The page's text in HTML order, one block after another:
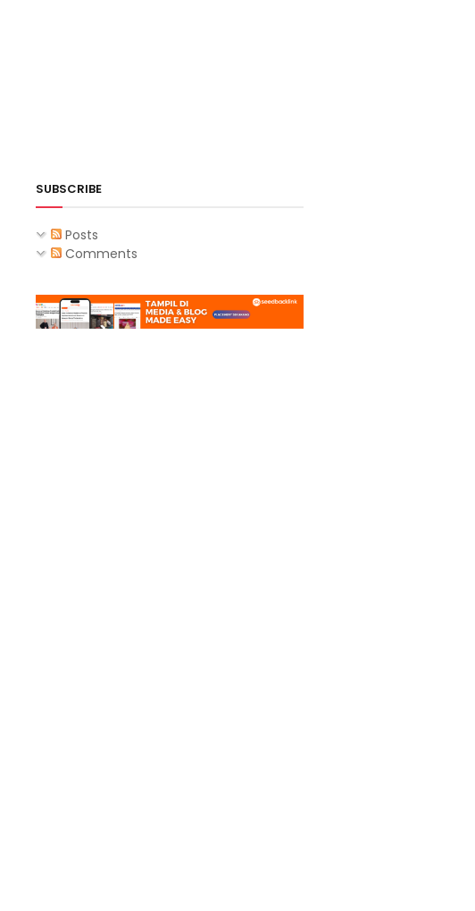
SUBSCRIBE
Posts
Comments